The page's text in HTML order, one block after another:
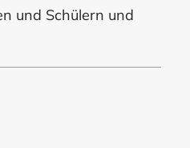
und Schülern und